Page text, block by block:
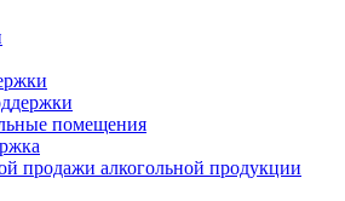
помещения
продажи алкогольной продукции